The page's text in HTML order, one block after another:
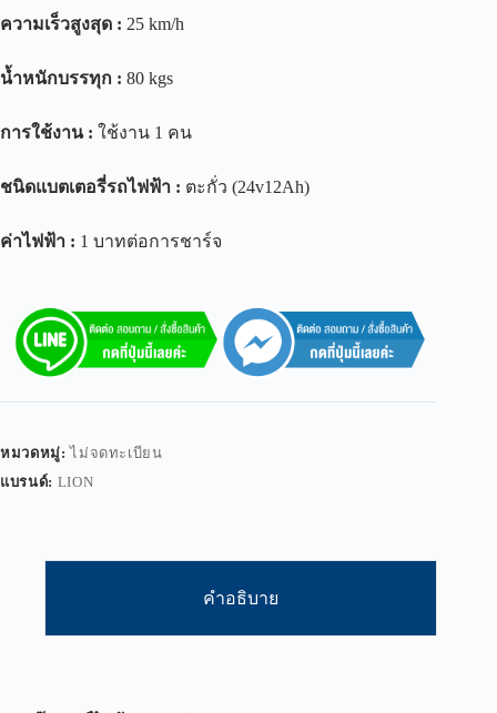
ความเร็วสูงสุด : 25 km/h
น้ำหนักบรรทุก : 80 kgs
การใช้งาน: ใช้งาน 1 คน
ชนิดแบตเตอรี่รถไฟฟ้า : ตะกั่ว (24v12Ah)
ค่าไฟฟ้า : 1 บาทต่อการชาร์จ
หมวดหมู่:ไม่จดทะเบียน
แบรนด์: LION
คำอธิบาย